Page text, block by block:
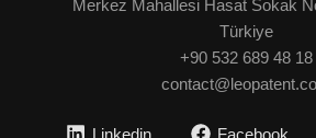
Merkez Mahallesi Hasat Sokak
Türkiye
+90 532 689 48 18
Linkedin Facebook